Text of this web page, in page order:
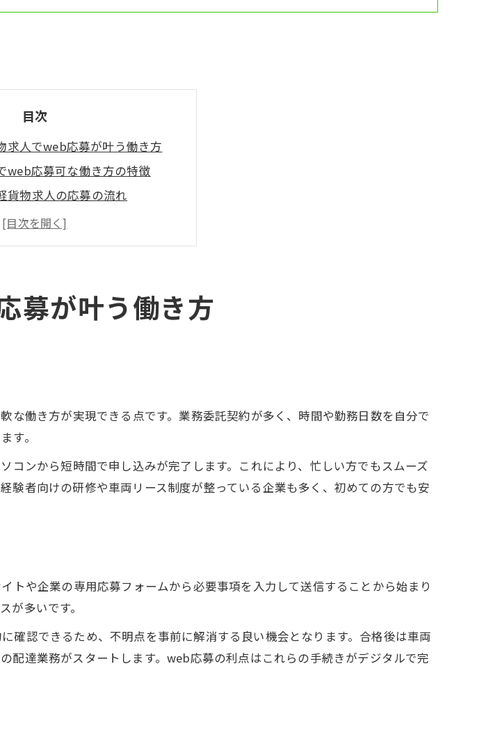
目次
求人でweb応募が叶う働き方
web応募可な働き方の特徴
貨物求人の応募の流れ
軽貨物求人の最新傾向
物求人のweb活用法
求人を探すなら神奈川県で
貨物求人を探すポイント
神奈川で効率的に探す
プ目指す神奈川軽貨物案件
物求人の収入アップ戦略
げる軽貨物求人の特徴
川軽貨物求人のポイント解説
貨物求人のチェック項目
求人で重視すべき条件
びで押さえたいポイント
のメリットと注意点
募が叶う働き方
働き方が実現できる点です。業務委託契約が多く、時間や勤務日数を自分で
す。
ンから短時間で申し込みが完了します。これにより、忙しい方でもスムーズ
験者向けの研修や車両リース制度が整っている企業も多く、初めての方でも安
や企業の専用応募フォームから必要事項を入力して送信することから始まり
が多いです。
確認できるため、不明点を事前に解消する良い機会となります。合格後は車両
配達業務がスタートします。web応募の利点はこれらの手続きがデジタルで完